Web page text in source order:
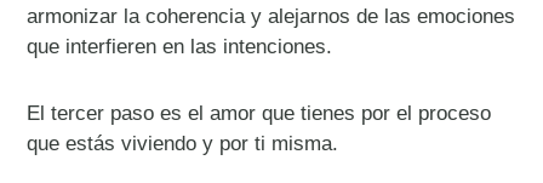
armonizar la coherencia y alejarnos de las emociones
que interfieren en las intenciones.
El tercer paso es el amor que tienes por el proceso
que estás viviendo y por ti misma.